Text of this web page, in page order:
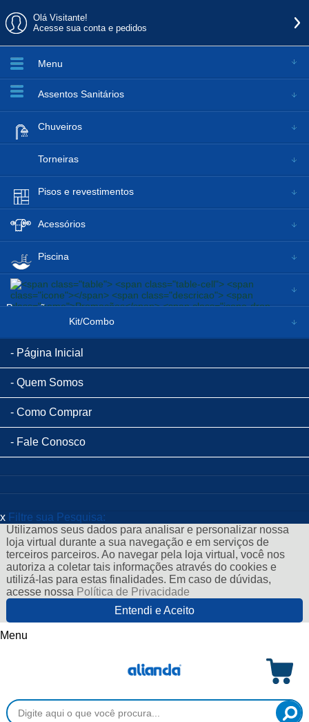
Olá Visitante!
Acesse sua conta e pedidos
Menu
Assentos Sanitários
Chuveiros
Torneiras
Pisos e revestimentos
Acessórios
Piscina
Promoções
Kit/Combo
Página Inicial
Quem Somos
Como Comprar
Fale Conosco
x Filtre sua Pesquisa:
Utilizamos seus dados para analisar e personalizar nossa
loja virtual durante a sua navegação e em serviços de
terceiros parceiros. Ao navegar pela loja virtual, você nos
autoriza a coletar tais informações através do cookies e
utilizá-las para estas finalidades. Em caso de dúvidas,
acesse nossa Política de Privacidade
Entendi e Aceito
Menu